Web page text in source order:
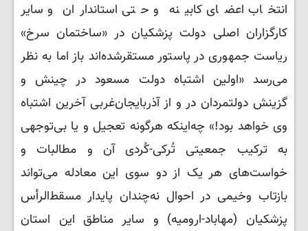
انتخاب اعضای کابینه و حتی استانداران و سایر
کارگزاران اصلی دولت پزشکیان در «ساختمان سرخ»
ریاست جمهوری در پاستور مستقرشده‌اند باز اما به نظر
می‌رسد «اولین اشتباه دولت مسعود در چینش و
گزینش دولتمردان در و از آذربایجان‌غربی آخرین اشتباه
وی خواهد بود!» چه‌اینکه هرگونه تعجیل و یا بی‌توجهی
به ترکیب جمعیتی تُرکی-کُردی آن و مطالبات و
خواست‌های هر یک از دو سوی این معادله می‌تواند
بازتاب وخیمی در احوال نه‌چندان پایدار مسقط‌الرأس
پزشکیان (مهاباد-ارومیه) و سایر مناطق این استان